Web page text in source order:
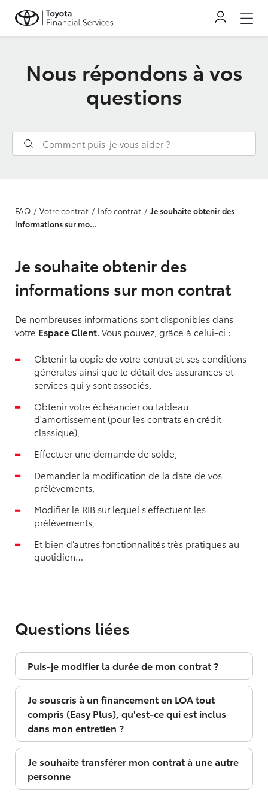
Nous répondons à vos
questions
FAQ Votre contrat Info contrat
Je souhaite obtenir des
informations sur mo...
Je souhaite obtenir des
informations sur mon contrat
De nombreuses informations sont disponibles dans
votre Espace Client. Vous pouvez, grâce à celui-ci :
Obtenir la copie de votre contrat et ses conditions
générales ainsi que le détail des assurances et
services qui y sont associés,
Obtenir votre échéancier ou tableau
d'amortissement (pour les contrats en crédit
classique),
Effectuer une demande de solde,
Demander la modification de la date de vos
prélèvements,
Modifier le RIB sur lequel s'effectuent les
prélèvements,
Et bien d’autres fonctionnalités très pratiques au
quotidien…
Questions liées
Puis-je modifier la durée de mon contrat ?
Je souscris à un financement en LOA tout
compris (Easy Plus), qu'est-ce qui est inclus
dans mon entretien ?
Je souhaite transférer mon contrat à une autre
personne